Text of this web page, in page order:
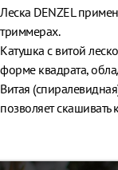
Леска DENZEL
триммерах.
Катушка с витой
форме квадрата,
Витая
позволяет скашивать